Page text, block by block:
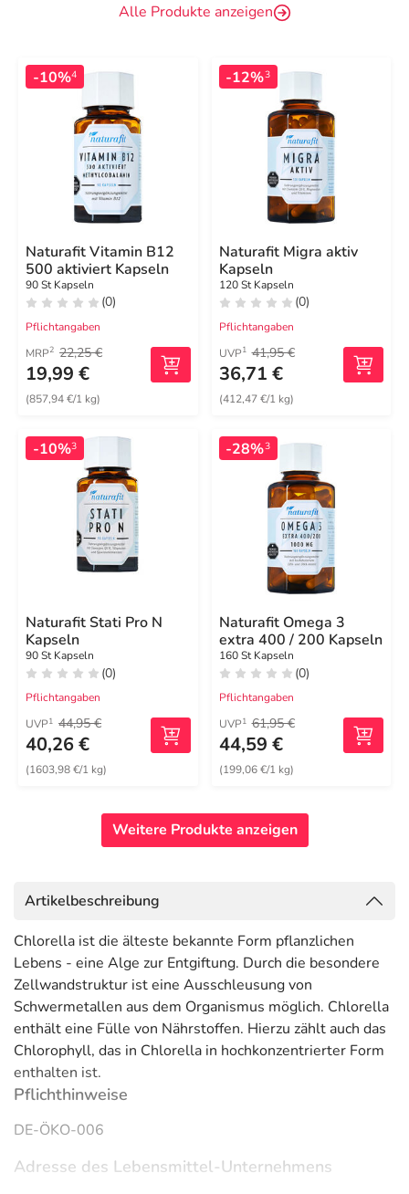
Alle Produkte anzeigen
-10%4
Naturafit Vitamin B12
500 aktiviert Kapseln
90 St Kapseln
(0)
Pflichtangaben
MRP2 22,25 €
19,99 €
(857,94 €/1 kg)
-12%3
Naturafit Migra aktiv
Kapseln
120 St Kapseln
(0)
Pflichtangaben
UVP1 41,95 €
36,71 €
(412,47 €/1 kg)
-10%3
Naturafit Stati Pro N
Kapseln
90 St Kapseln
(0)
Pflichtangaben
UVP1 44,95 €
40,26 €
(1603,98 €/1 kg)
-28%3
Naturafit Omega 3
extra 400 / 200 Kapseln
160 St Kapseln
(0)
Pflichtangaben
UVP1 61,95 €
44,59 €
(199,06 €/1 kg)
Weitere Produkte anzeigen
Artikelbeschreibung
Chlorella ist die älteste bekannte Form pflanzlichen
Lebens - eine Alge zur Entgiftung. Durch die besondere
Zellwandstruktur ist eine Ausschleusung von
Schwermetallen aus dem Organismus möglich. Chlorella
enthält eine Fülle von Nährstoffen. Hierzu zählt auch das
Chlorophyll, das in Chlorella in hochkonzentrierter Form
enthalten ist.
Pflichthinweise
DE-ÖKO-006
Adresse des Lebensmittel-Unternehmens